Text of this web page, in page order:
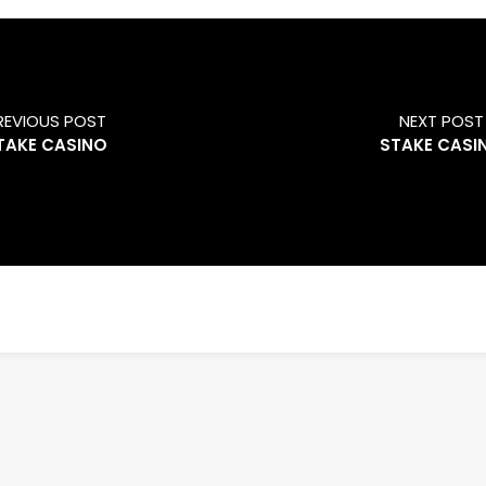
POST
CASINO
NEXT POST
STAKE